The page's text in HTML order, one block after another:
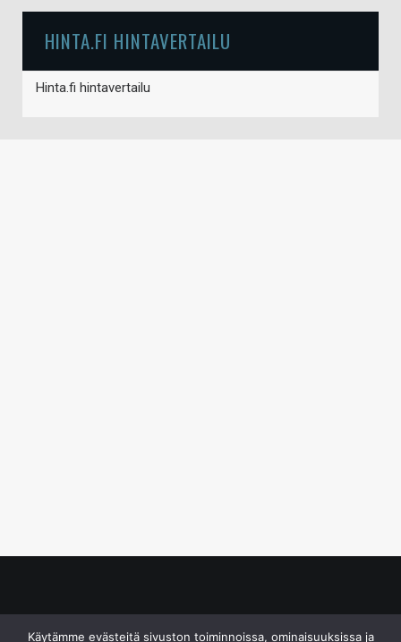
HINTA.FI HINTAVERTAILU
Hinta.fi hintavertailu
Käytämme evästeitä sivuston toiminnoissa, ominaisuuksissa ja